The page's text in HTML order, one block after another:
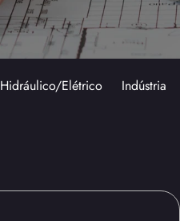
Hidráulico/Elétrico Indústria